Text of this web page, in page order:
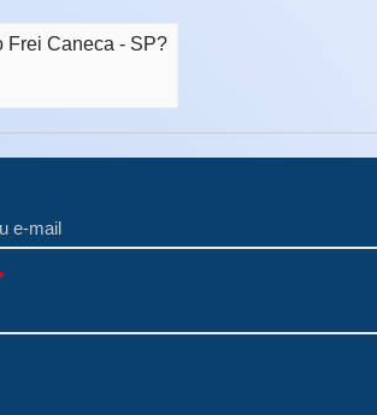
Frei Caneca - SP?